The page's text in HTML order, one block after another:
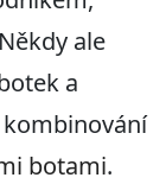
ale
a
botami.